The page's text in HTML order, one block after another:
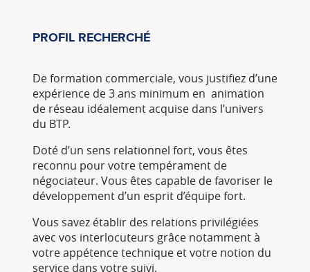
PROFIL RECHERCHÉ
De formation commerciale, vous justifiez d’une
expérience de 3 ans minimum en animation
de réseau idéalement acquise dans l’univers
du BTP.
Doté d’un sens relationnel fort, vous êtes
reconnu pour votre tempérament de
négociateur. Vous êtes capable de favoriser le
développement d’un esprit d’équipe fort.
Vous savez établir des relations privilégiées
avec vos interlocuteurs grâce notamment à
votre appétence technique et votre notion du
service dans votre suivi.